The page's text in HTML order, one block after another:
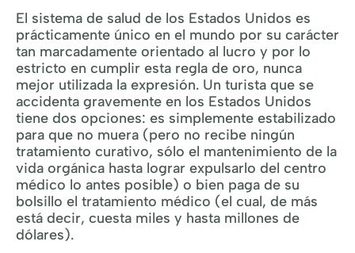
El sistema de salud de los Estados Unidos es
prácticamente único en el mundo por su carácter
tan marcadamente orientado al lucro y por lo
estricto en cumplir esta regla de oro, nunca
mejor utilizada la expresión. Un turista que se
accidenta gravemente en los Estados Unidos
tiene dos opciones: es simplemente estabilizado
para que no muera (pero no recibe ningún
tratamiento curativo, sólo el mantenimiento de la
vida orgánica hasta lograr expulsarlo del centro
médico lo antes posible) o bien paga de su
bolsillo el tratamiento médico (el cual, de más
está decir, cuesta miles y hasta millones de
dólares).